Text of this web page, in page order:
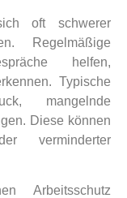
oft schwerer
Regelmäßige
helfen,
Typische
mangelnde
Diese können
verminderter
Arbeitsschutz